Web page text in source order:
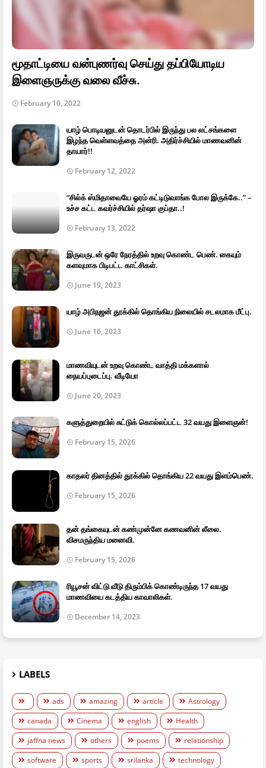
மூதாட்டியை வன்புணர்வு செய்து தப்பியோடிய
இளைஞருக்கு வலை வீச்சு.
February 10, 2022
யாழ் பொடியனுடன் தொடர்பில் இருந்து பல லட்சங்களை
இழந்த வெள்ளவத்தை அன்ரி. அதிர்ச்சியில் மாணவனின்
தாயார்!!
February 12, 2022
“சில்க் ஸ்மிதாவையே ஓரம் கட்டிடுவாங்க போல இருக்கே..” –
உச்ச கட்ட கவர்ச்சியில் தர்ஷா குப்தா..!
February 13, 2022
இருவருடன் ஒரே நேரத்தில் உறவு கொண்ட பெண். கையும்
களவுமாக பிடிபட்ட காட்சிகள்.
June 19, 2023
யாழ் அபிநஜன் தூக்கில் தொங்கிய நிலையில் சடலமாக மீட்பு.
June 16, 2023
மாணவியுடன் உறவு கொண்ட வாத்தி மக்களால்
நையப்புடைப்பு. வீடியோ
June 20, 2023
களுத்துறையில் சுட்டுக் கொல்லப்பட்ட 32 வயது இளைஞன்!
February 15, 2026
காதலர் தினத்தில் தூக்கில் தொங்கிய 22 வயது இளம்பெண்.
February 15, 2026
தன் தங்கையுடன் கண்முன்னே கணவனின் லீலை.
விசமருந்திய மனைவி.
February 15, 2026
ரியூசன் விட்டு வீடு திரும்பிக் கொண்டிருந்த 17 வயது
மாணவியை கடத்திய காவாலிகள்.
December 14, 2023
LABELS
ads amazing article
Astrology
canada
Cinema english
Health
jaffna news
others poems
relationship
software
sports srilanka technology